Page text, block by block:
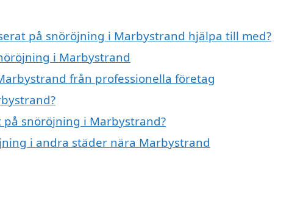
på snöröjning i Marbystrand hjälpa till med?
i Marbystrand
från professionella företag
snöröjning i Marbystrand?
i andra städer nära Marbystrand